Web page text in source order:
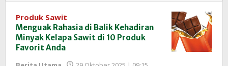
Produk Sawit
Menguak Rahasia di Balik Kehadiran
Minyak Kelapa Sawit di 10 Produk
Favorit Anda